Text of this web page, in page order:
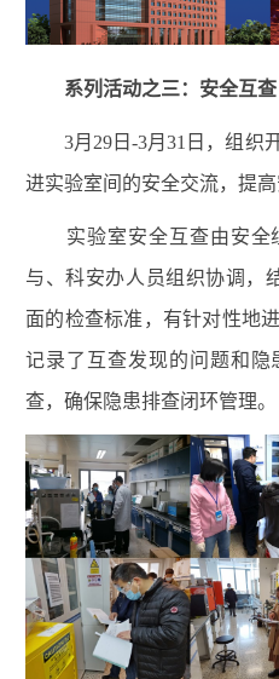
系列活动之三：安全互查
3月 29 日-3月31 日，组织
进实验室间的安全交流，提
实验室安全互查由安
与、科安办人员组织协调，
面的检查标准，有针对性地
记录了互查发现的问题和隐
查，确保隐患排查闭环管理。